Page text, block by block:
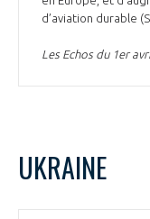
d’aviation durable
Les Echos du 1er
UKRAINE